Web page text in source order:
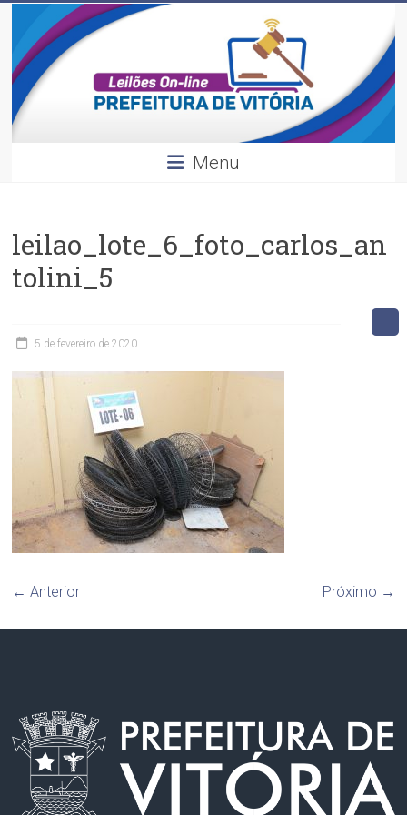
content
Leilões
Divulgação
dos
leilões
realizados
pela
Menu
leilao_lote_6_foto_carlos_an
tolini_5
5 de fevereiro de 2020
← Anterior Próximo →